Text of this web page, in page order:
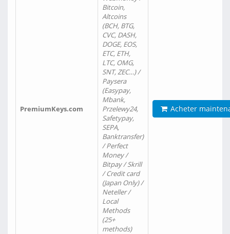
PremiumKeys.com
Bitcoin,
Altcoins
(BCH, BTG,
CVC, DASH,
DOGE, EOS,
ETC, ETH,
LTC, OMG,
SNT, ZEC…) /
Paysera
(Easypay,
Mbank,
Przelewy24,
Safetypay,
SEPA,
Banktransfer)
/ Perfect
Money /
Bitpay / Skrill
/ Credit card
(Japan Only) /
Neteller /
Local
Methods
(25+
methods)
Acheter